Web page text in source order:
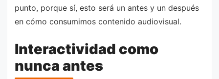
punto, porque sí, esto será un antes y un después
en cómo consumimos contenido audiovisual.
Interactividad como
nunca antes